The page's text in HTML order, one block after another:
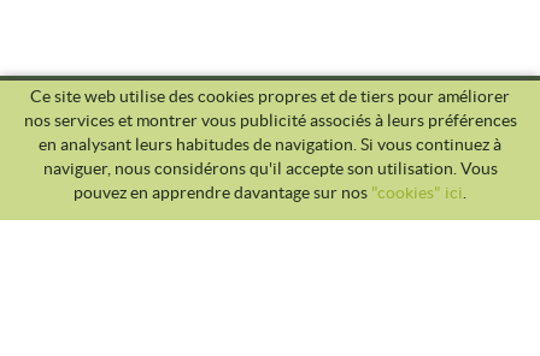
Ce site web utilise des cookies propres et de tiers pour améliorer
nos services et montrer vous publicité associés à leurs préférences
en analysant leurs habitudes de navigation. Si vous continuez à
naviguer, nous considérons qu'il accepte son utilisation. Vous
pouvez en apprendre davantage sur nos "cookies" ici